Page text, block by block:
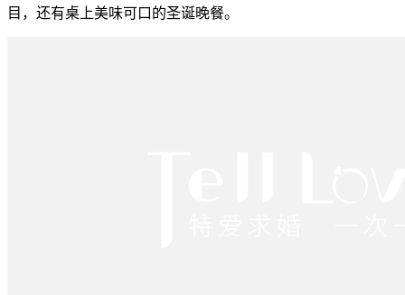
目，还有桌上美味可口的圣诞晚餐。